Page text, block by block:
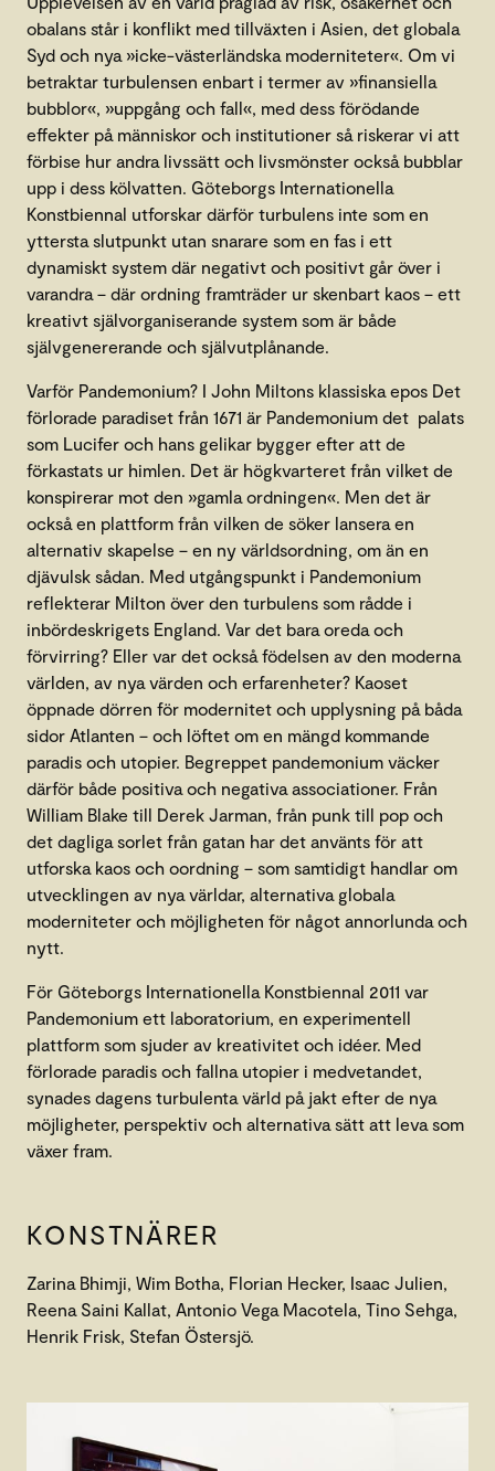
obalans står i konflikt med tillväxten i Asien, det globala
Syd och nya »icke-västerländska moderniteter«. Om vi
betraktar turbulensen enbart i termer av »finansiella
bubblor«, »uppgång och fall«, med dess förödande
effekter på människor och institutioner så riskerar vi att
förbise hur andra livssätt och livsmönster också bubblar
upp i dess kölvatten. Göteborgs Internationella
Konstbiennal utforskar därför turbulens inte som en
yttersta slutpunkt utan snarare som en fas i ett
dynamiskt system där negativt och positivt går över i
varandra – där ordning framträder ur skenbart kaos – ett
kreativt självorganiserande system som är både
självgenererande och självutplånande.
Varför Pandemonium? I John Miltons klassiska epos Det
förlorade paradiset från 1671 är Pandemonium det palats
som Lucifer och hans gelikar bygger efter att de
förkastats ur himlen. Det är högkvarteret från vilket de
konspirerar mot den »gamla ordningen«. Men det är
också en plattform från vilken de söker lansera en
alternativ skapelse – en ny världsordning, om än en
djävulsk sådan. Med utgångspunkt i Pandemonium
reflekterar Milton över den turbulens som rådde i
inbördeskrigets England. Var det bara oreda och
förvirring? Eller var det också födelsen av den moderna
världen, av nya värden och erfarenheter? Kaoset
öppnade dörren för modernitet och upplysning på båda
sidor Atlanten – och löftet om en mängd kommande
paradis och utopier. Begreppet pandemonium väcker
därför både positiva och negativa associationer. Från
William Blake till Derek Jarman, från punk till pop och
det dagliga sorlet från gatan har det använts för att
utforska kaos och oordning – som samtidigt handlar om
utvecklingen av nya världar, alternativa globala
moderniteter och möjligheten för något annorlunda och
nytt.
För Göteborgs Internationella Konstbiennal 2011 var
Pandemonium ett laboratorium, en experimentell
plattform som sjuder av kreativitet och idéer. Med
förlorade paradis och fallna utopier i medvetandet,
synades dagens turbulenta värld på jakt efter de nya
möjligheter, perspektiv och alternativa sätt att leva som
växer fram.
KONSTNÄRER
Zarina Bhimji, Wim Botha, Florian Hecker, Isaac Julien,
Reena Saini Kallat, Antonio Vega Macotela, Tino Sehga,
Henrik Frisk, Stefan Östersjö.